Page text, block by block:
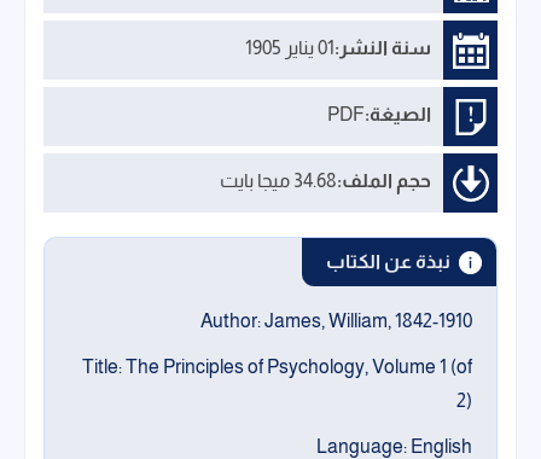
سنة النشر:01 يناير 1905
الصيغة:PDF
حجم الملف:34.68 ميجا بايت
نبذة عن الكتاب
Author: James, William, 1842-1910
Title: The Principles of Psychology, Volume 1 (of
2)
Language: English